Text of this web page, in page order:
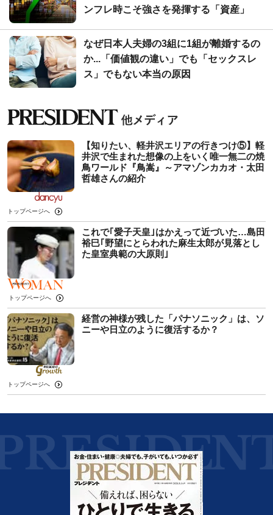
ンフレ時こそ強さを発揮する「資産」
なぜ日本人夫婦の3組に1組が離婚するの
か...「価値観の違い」でも「セックスレ
ス」でもない本当の原因
【知りたい、軽井沢エリアの行きつけ⑤】軽
井沢で生まれた想像の上をいく唯一無二の焼
鳥ワールド『鳥嵩』～アマゾンカカオ・太田
哲雄さんの紹介
トップページへ
これで｢愛子天皇｣はかえって近づいた…島田
裕巳｢野望にとらわれた麻生太郎が見落とし
た皇室典範の大原則｣
トップページへ
経営の神様が残した「パナソニック」は、ソ
ニーや日立のように復活するか？
トップページへ